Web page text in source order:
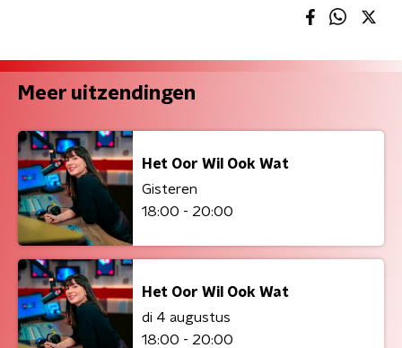
Meer uitzendingen
Het Oor Wil Ook Wat
Gisteren
18:00 - 20:00
Het Oor Wil Ook Wat
di 4 augustus
18:00 - 20:00